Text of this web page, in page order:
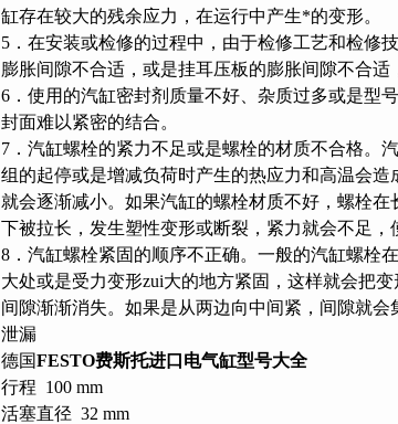
缸存在较大的残余应力，在运行中产生*的变形。
5．在安装或检修的过程中，由于检修工艺和检修技术
膨胀间隙不合适，或是挂耳压板的膨胀间隙不合适
6．使用的汽缸密封剂质量不好、杂质过多或是
封面难以紧密的结合。
7．汽缸螺栓的紧力不足或是螺栓的材质不合格
组的起停或是增减负荷时产生的热应力和高温会造成
就会逐渐减小。如果汽缸的螺栓材质不好，螺
下被拉长，发生塑性变形或断裂，紧力就会不足
8．汽缸螺栓紧固的顺序不正确。一般的汽缸螺栓
大处或是受力变形zui大的地方紧固，这样就会把
间隙渐渐消失。如果是从两边向中间紧，间隙就
泄漏
德国FESTO费斯托进口电气缸型号大全
行程 100 mm
活塞直径 32 mm